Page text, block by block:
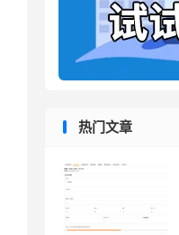
热门文章